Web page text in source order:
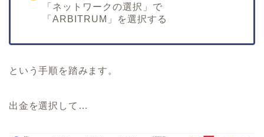
「ネットワークの選択」で
「ARBITRUM」を選択する
という手順を踏みます。
出金を選択して…